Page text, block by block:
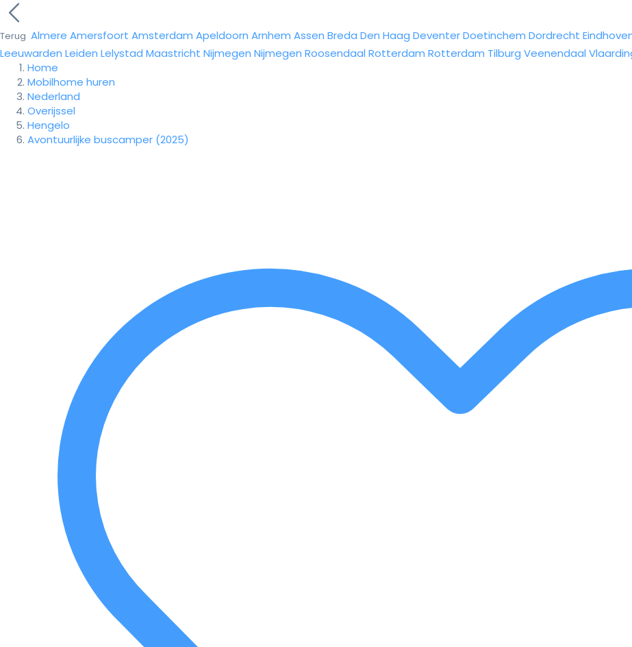
Terug Almere Amersfoort Amsterdam Apeldoorn Arnhem Assen Breda Den Haag DeventerDoetinchem Dordrecht
Leeuwarden Leiden Lelystad Maastricht Nijmegen Nijmegen Roosendaal Rotterdam Rotterdam Tilburg Veenendaal
Home
Mobilhome huren
Nederland
Overijssel
Hengelo
Avontuurlijke buscamper (2025)